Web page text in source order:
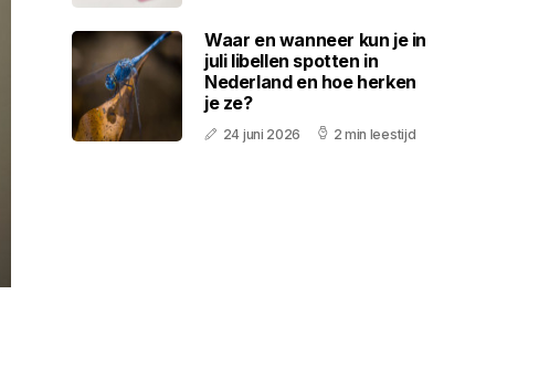
Waar en wanneer kun je in
juli libellen spotten in
Nederland en hoe herken
je ze?
24 juni 2026 2 min leestijd